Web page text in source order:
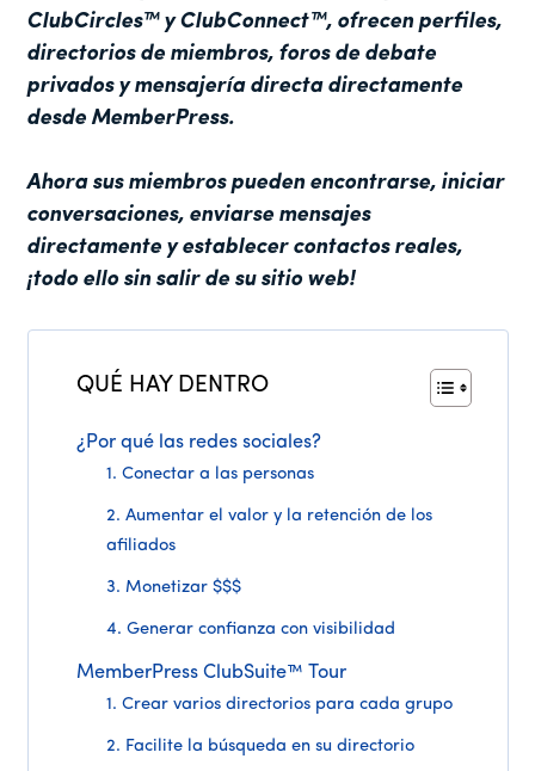
ClubCircles™ y ClubConnect™, ofrecen perfiles,
directorios de miembros, foros de debate
privados y mensajería directa directamente
desde MemberPress.
Ahora sus miembros pueden encontrarse, iniciar
conversaciones, enviarse mensajes
directamente y establecer contactos reales,
¡todo ello sin salir de su sitio web!
QUÉ HAY DENTRO
¿Por qué las redes sociales?
1. Conectar a las personas
2. Aumentar el valor y la retención de los
afiliados
3. Monetizar $$$
4. Generar confianza con visibilidad
MemberPress ClubSuite™ Tour
1. Crear varios directorios para cada grupo
2. Facilite la búsqueda en su directorio